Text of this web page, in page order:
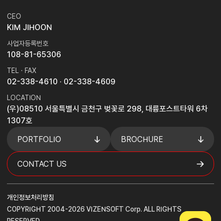
CEO
KIM JIHOON
사업자등록번호
108-81-65306
TEL · FAX
02-338-4610 · 02-338-4609
LOCATION
(우)08510 서울특별시 금천구 벚꽃로 298, 대륭포스트타워 6차
1307호
PORTFOLIO
BROCHURE
CONTACT US
개인정보처리방침
COPYRIGHT 2004-2026 VIZENSOFT Corp. ALL RIGHTS